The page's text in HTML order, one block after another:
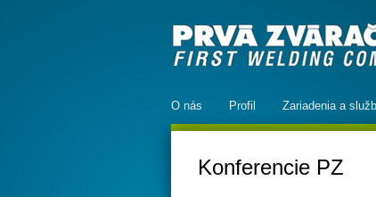
O nás Profil Zariadenia a
Konferencie PZ